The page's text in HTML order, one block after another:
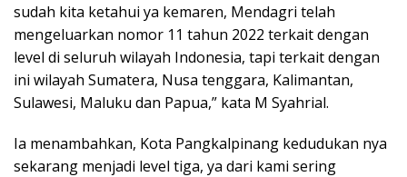
sudah kita ketahui ya kemaren, Mendagri telah
mengeluarkan nomor 11 tahun 2022 terkait dengan
level di seluruh wilayah Indonesia, tapi terkait dengan
ini wilayah Sumatera, Nusa tenggara, Kalimantan,
Sulawesi, Maluku dan Papua,” kata M Syahrial.
Ia menambahkan, Kota Pangkalpinang kedudukan nya
sekarang menjadi level tiga, ya dari kami sering